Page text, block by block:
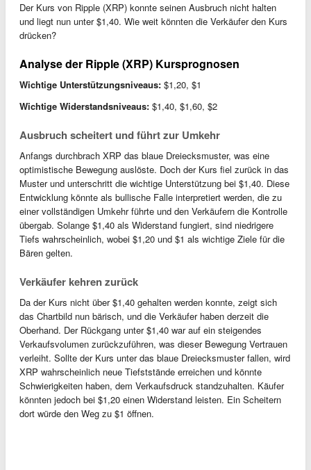
Der Kurs von Ripple (XRP) konnte seinen Ausbruch nicht halten
und liegt nun unter $1,40. Wie weit könnten die Verkäufer den Kurs
drücken?
Analyse der Ripple (XRP) Kursprognosen
Wichtige Unterstützungsniveaus: $1,20, $1
Wichtige Widerstandsniveaus: $1,40, $1,60, $2
Ausbruch scheitert und führt zur Umkehr
Anfangs durchbrach XRP das blaue Dreiecksmuster, was eine
optimistische Bewegung auslöste. Doch der Kurs fiel zurück in das
Muster und unterschritt die wichtige Unterstützung bei $1,40. Diese
Entwicklung könnte als bullische Falle interpretiert werden, die zu
einer vollständigen Umkehr führte und den Verkäufern die Kontrolle
übergab. Solange $1,40 als Widerstand fungiert, sind niedrigere
Tiefs wahrscheinlich, wobei $1,20 und $1 als wichtige Ziele für die
Bären gelten.
Verkäufer kehren zurück
Da der Kurs nicht über $1,40 gehalten werden konnte, zeigt sich
das Chartbild nun bärisch, und die Verkäufer haben derzeit die
Oberhand. Der Rückgang unter $1,40 war auf ein steigendes
Verkaufsvolumen zurückzuführen, was dieser Bewegung Vertrauen
verleiht. Sollte der Kurs unter das blaue Dreiecksmuster fallen, wird
XRP wahrscheinlich neue Tiefststände erreichen und könnte
Schwierigkeiten haben, dem Verkaufsdruck standzuhalten. Käufer
könnten jedoch bei $1,20 einen Widerstand leisten. Ein Scheitern
dort würde den Weg zu $1 öffnen.